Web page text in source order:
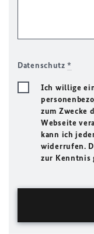
Datenschutz*
Ich willige
zum Zwecke
Webseite
kann ich
widerrufen.
zur Kenntnis